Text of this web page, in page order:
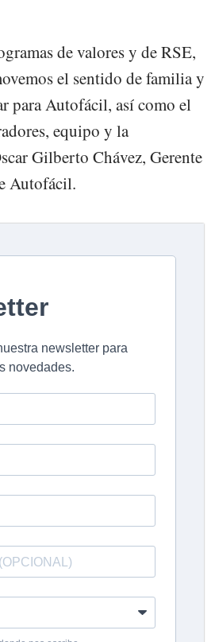
de valores y de RSE,
el sentido de familia y
para Autofácil, así como el
equipo y la
Gilberto Chávez, Gerente
Autofácil.